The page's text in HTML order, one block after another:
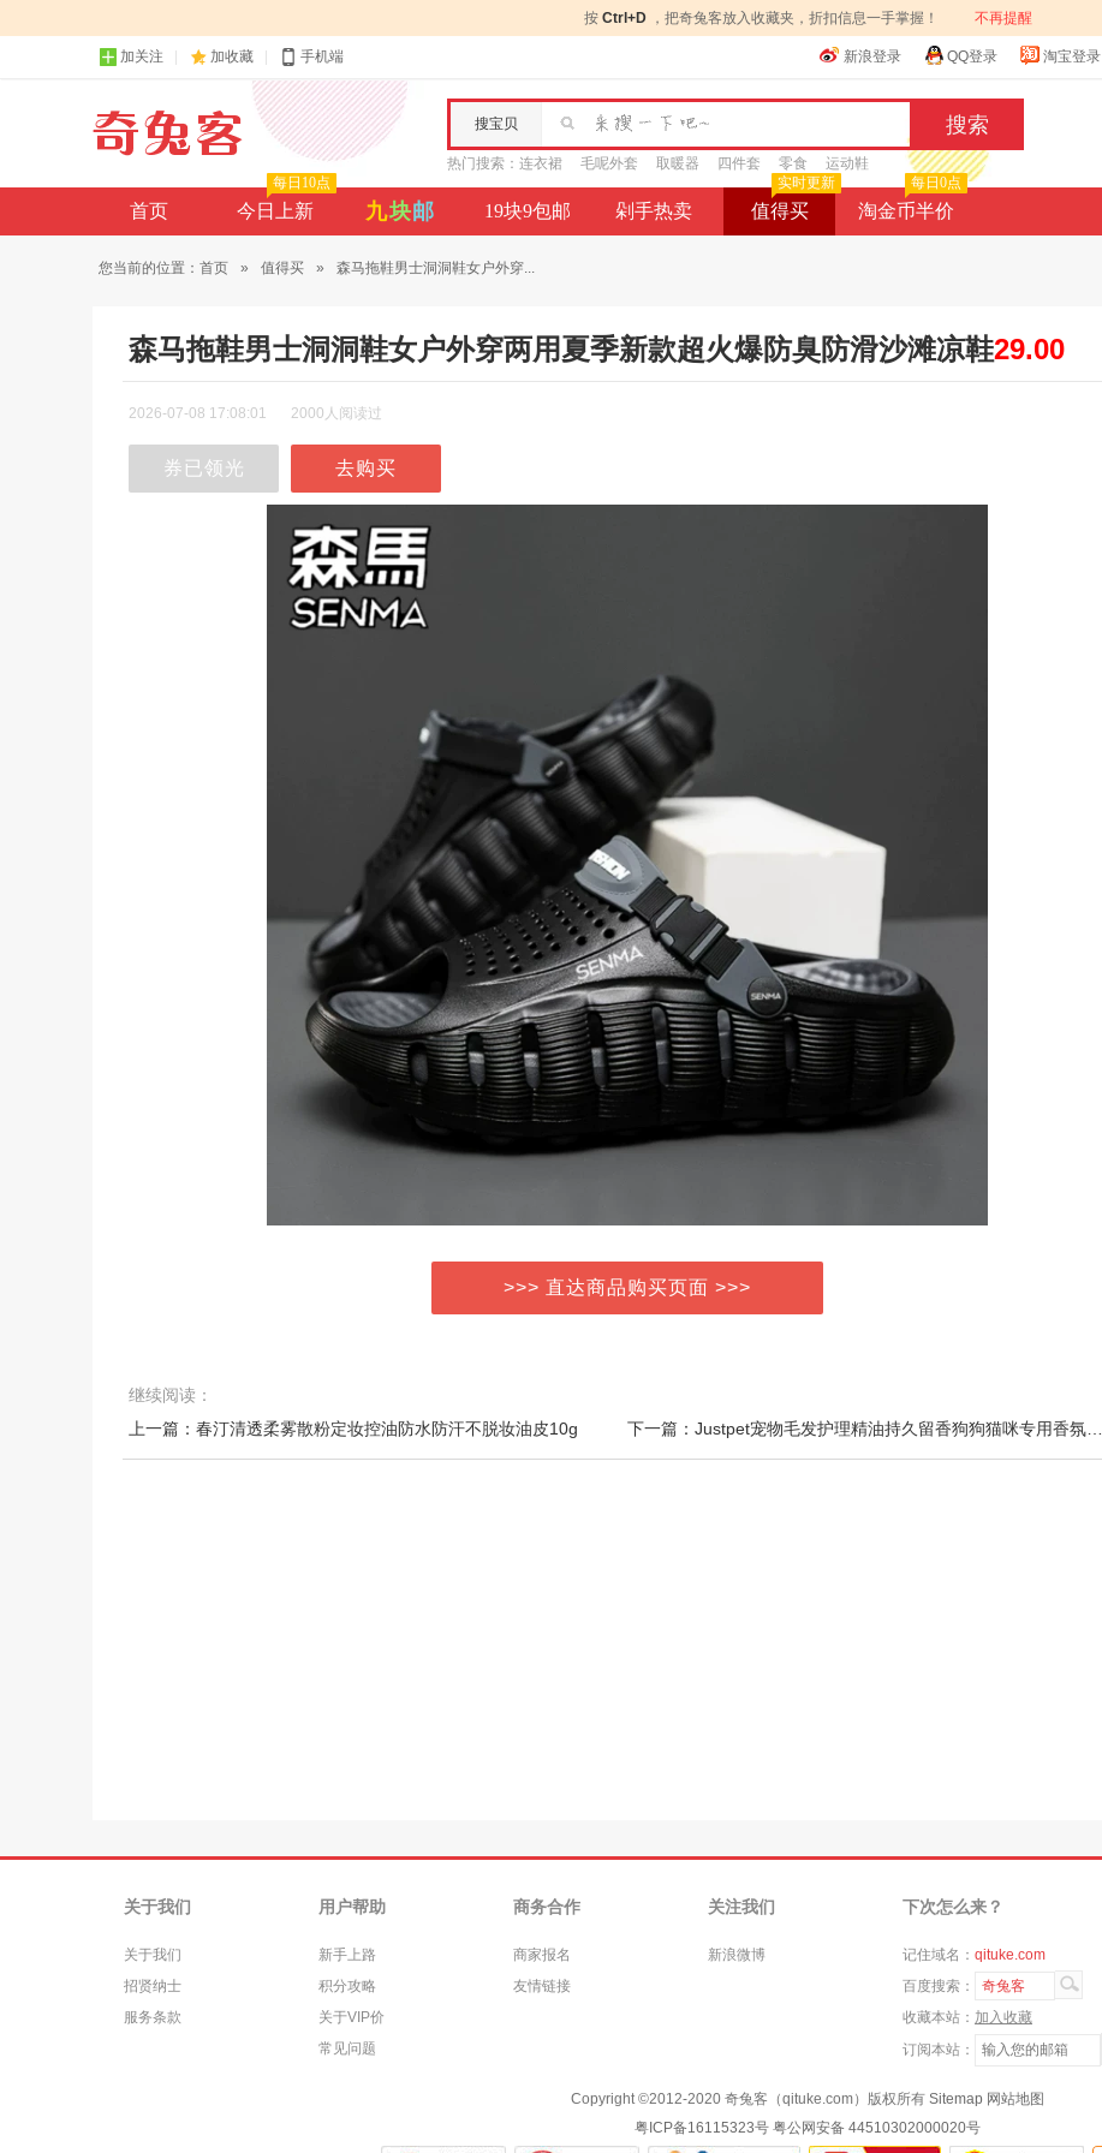
按 Ctrl+D ，把奇兔客放入收藏夹，折扣信息一手掌握！ 不再提醒
加关注 加收藏 手机端 新浪登录 QQ登录 淘宝登录
搜宝贝
热门搜索： 连衣裙 毛呢外套 取暖器 四件套 零食 运动鞋
首页 今日上新
每日10点
九块邮 19块9包邮 剁手热卖 值得买
实时更新
淘金币半价
每日0点
您当前的位置： 首页 » 值得买 » 森马拖鞋男士洞洞鞋女户外穿...
森马拖鞋男士洞洞鞋女户外穿两用夏季新款超火爆防臭防滑沙滩凉鞋29.00
2026-07-08 17:08:01 2000人阅读过
券已领光 去购买
>>> 直达商品购买页面 >>>
继续阅读：
上一篇：春汀清透柔雾散粉定妆控油防水防汗不脱妆油皮10g
关于我们
关于我们
招贤纳士
服务条款
用户帮助
新手上路
积分攻略
关于VIP价
常见问题
商务合作
商家报名
友情链接
关注我们
新浪微博
下次怎么来？
记住域名： qituke.com
百度搜索：
奇兔客
收藏本站： 加入收藏
订阅本站：
Copyright ©2012-2020 奇兔客（qituke.com）版权所有 Sitemap 网站地图
粤ICP备16115323号 粤公网安备 44510302000020号